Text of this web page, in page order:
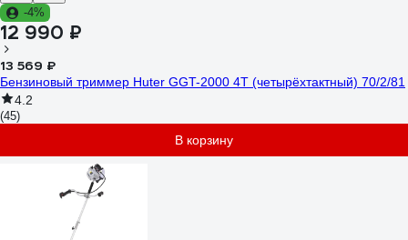
-4%
12 990 ₽
13 569 ₽
Бензиновый триммер Huter GGT-2000 4Т (четырёхтактный) 70/2/81
4.2
(45)
В корзину